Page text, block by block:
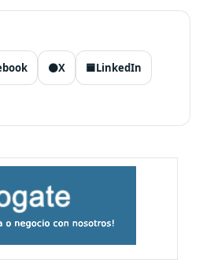
⚫X 🟦LinkedIn